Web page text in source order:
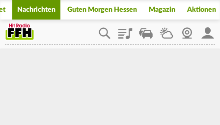
Nachrichten Guten Morgen Hessen Magazin Aktionen
PlaylistStaupilotWetterWebcam